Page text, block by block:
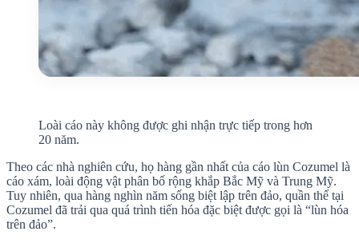
Loài cáo này không được ghi nhận trực tiếp trong hơn
20 năm.
Theo các nhà nghiên cứu, họ hàng gần nhất của cáo lùn Cozumel là
cáo xám, loài động vật phân bố rộng khắp Bắc Mỹ và Trung Mỹ.
Tuy nhiên, qua hàng nghìn năm sống biệt lập trên đảo, quần thể tại
Cozumel đã trải qua quá trình tiến hóa đặc biệt được gọi là “lùn hóa
trên đảo”.